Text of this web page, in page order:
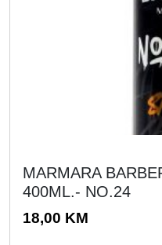
MARMARA
400ML.- NO.24
18,00 KM